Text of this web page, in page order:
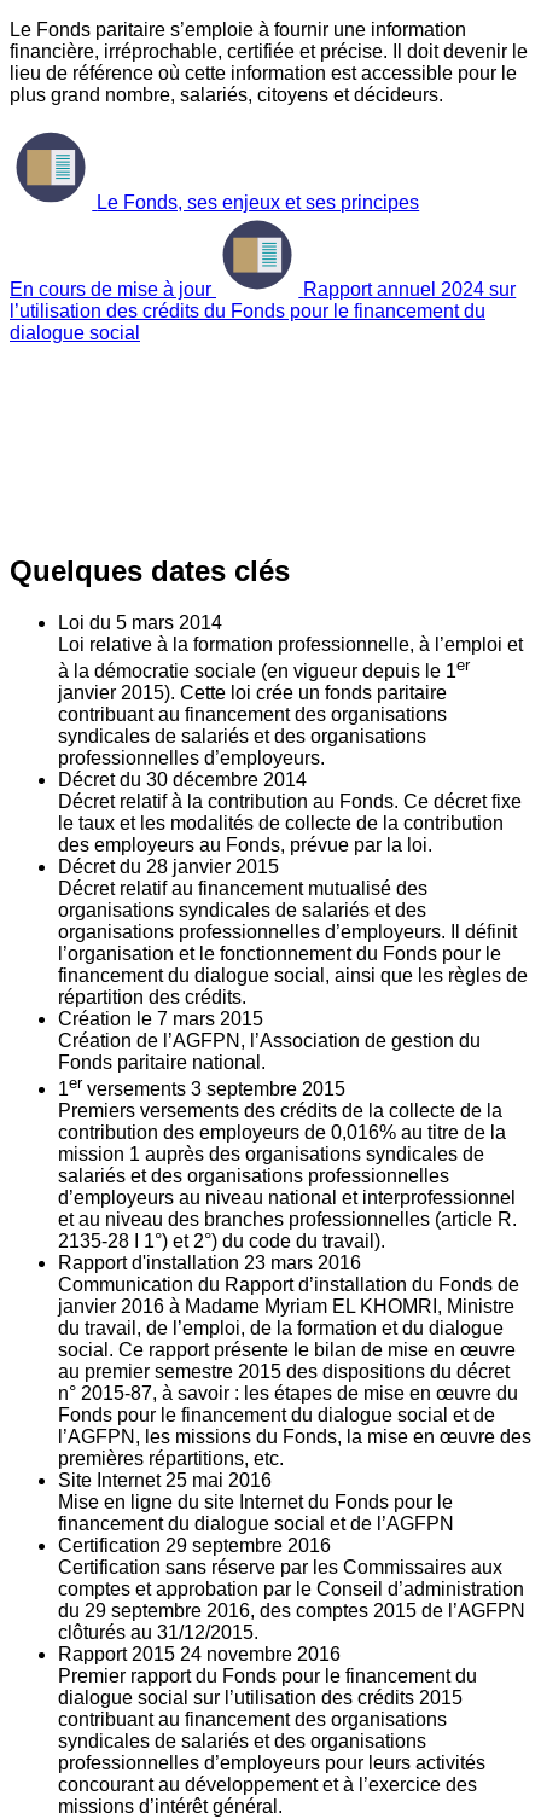
Le Fonds paritaire s’emploie à fournir une information
financière, irréprochable, certifiée et précise. Il doit devenir le
lieu de référence où cette information est accessible pour le
plus grand nombre, salariés, citoyens et décideurs.
Le Fonds, ses enjeux et ses principes
En cours de mise à jour
Rapport annuel 2024 sur
l’utilisation des crédits du Fonds pour le financement du
dialogue social
Quelques dates clés
Loi du 5 mars 2014
Loi relative à la formation professionnelle, à l’emploi et
à la démocratie sociale (en vigueur depuis le 1er
janvier 2015). Cette loi crée un fonds paritaire
contribuant au financement des organisations
syndicales de salariés et des organisations
professionnelles d’employeurs.
Décret du 30 décembre 2014
Décret relatif à la contribution au Fonds. Ce décret fixe
le taux et les modalités de collecte de la contribution
des employeurs au Fonds, prévue par la loi.
Décret du 28 janvier 2015
Décret relatif au financement mutualisé des
organisations syndicales de salariés et des
organisations professionnelles d’employeurs. Il définit
l’organisation et le fonctionnement du Fonds pour le
financement du dialogue social, ainsi que les règles de
répartition des crédits.
Création le 7 mars 2015
Création de l’AGFPN, l’Association de gestion du
Fonds paritaire national.
1er versements 3 septembre 2015
Premiers versements des crédits de la collecte de la
contribution des employeurs de 0,016% au titre de la
mission 1 auprès des organisations syndicales de
salariés et des organisations professionnelles
d’employeurs au niveau national et interprofessionnel
et au niveau des branches professionnelles (article R.
2135‐28 I 1°) et 2°) du code du travail).
Rapport d'installation 23 mars 2016
Communication du Rapport d’installation du Fonds de
janvier 2016 à Madame Myriam EL KHOMRI, Ministre
du travail, de l’emploi, de la formation et du dialogue
social. Ce rapport présente le bilan de mise en œuvre
au premier semestre 2015 des dispositions du décret
n° 2015-87, à savoir : les étapes de mise en œuvre du
Fonds pour le financement du dialogue social et de
l’AGFPN, les missions du Fonds, la mise en œuvre des
premières répartitions, etc.
Site Internet 25 mai 2016
Mise en ligne du site Internet du Fonds pour le
financement du dialogue social et de l’AGFPN
Certification 29 septembre 2016
Certification sans réserve par les Commissaires aux
comptes et approbation par le Conseil d’administration
du 29 septembre 2016, des comptes 2015 de l’AGFPN
clôturés au 31/12/2015.
Rapport 2015 24 novembre 2016
Premier rapport du Fonds pour le financement du
dialogue social sur l’utilisation des crédits 2015
contribuant au financement des organisations
syndicales de salariés et des organisations
professionnelles d’employeurs pour leurs activités
concourant au développement et à l’exercice des
missions d’intérêt général.